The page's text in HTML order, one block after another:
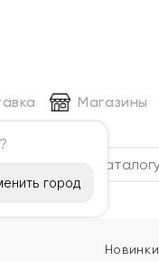
город
Магазины
Новинки